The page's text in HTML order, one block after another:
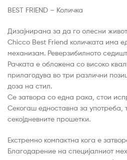
BEST FRIEND – Количка
Дизајнирана за да го олесни
Chicco Best Friend количката има
механизам. Реверзибилното
Рачката е обложена со високо
прилагодува во три различни
доза на стил.
Се затвора со една рака, стои
Секогаш едноставна за
секојдневните прошетки.
Екстремно компактна кога е
Благодарение на специјалниот